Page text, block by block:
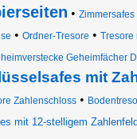
• Zimmersafes
• Ordner-Tresore • Tresore
Geheimfächer
mit
Zahlenschloss•
mit 12-stelligem